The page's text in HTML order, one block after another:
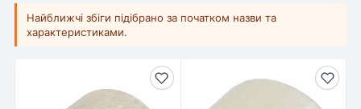
Найближчі збіги підібрано за початком назви та
характеристиками.